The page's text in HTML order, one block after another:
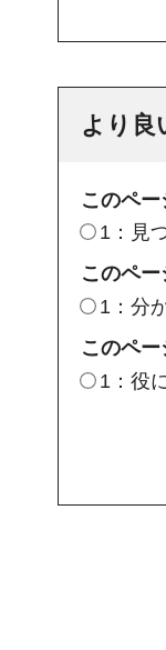
より良
このペ
1：見
このペ
1：分
このペ
1：役